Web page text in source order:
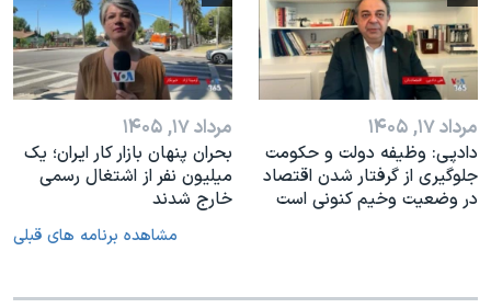
مرداد ۱۷, ۱۴۰۵
دادپی: وظیفه دولت و حکومت
جلوگیری از گرفتار شدن اقتصاد
در وضعیت وخیم کنونی است
مرداد ۱۷, ۱۴۰۵
بحران پنهان بازار کار ایران؛ یک
میلیون نفر از اشتغال رسمی
خارج شدند
مشاهده برنامه های قبلی